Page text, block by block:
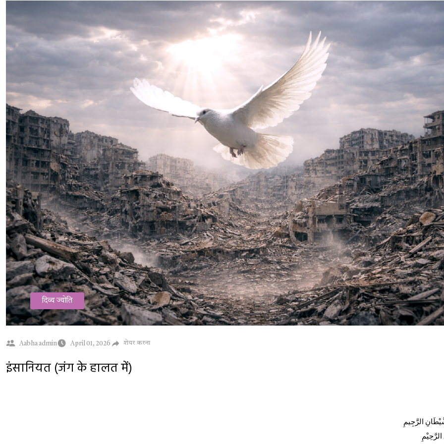
दिव्य ज्योति
Aabha admin April 01, 2026 शेयर करना
इंसानियत (जंग के हालत में)
الرَّجِيمِ
रमज़ान विशेष
लाइफस्टाइल